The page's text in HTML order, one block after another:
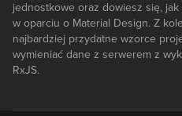
jednostkowe oraz dowiesz się,
w oparciu o Material Design. Z
najbardziej przydatne wzorce
wymieniać dane z serwerem z
RxJS.